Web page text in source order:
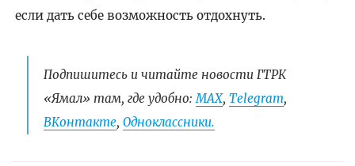
если дать себе возможность отдохнуть.
Подпишитесь и читайте новости ГТРК
«Ямал» там, где удобно: МАХ, Telegram,
ВКонтакте, Одноклассники.